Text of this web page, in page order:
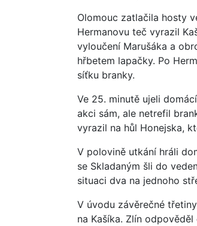
Olomouc zatlačila hosty
Hermanovu teč vyrazil
vyloučení Marušáka a
hřbetem lapačky. Po
síťku branky.
Ve 25. minutě ujeli
akci sám, ale netrefil
vyrazil na hůl Honejska,
V polovině utkání hráli
se Skladaným šli do
situaci dva na jednoho
V úvodu závěrečné
na Kašíka. Zlín